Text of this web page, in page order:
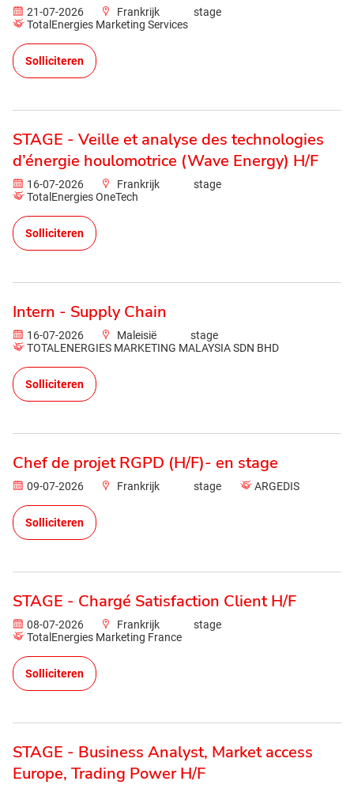
21-07-2026 Frankrijk
stage
TotalEnergies Marketing Services
Solliciteren
STAGE - Veille et analyse des technologies
d’énergie houlomotrice (Wave Energy) H/F
16-07-2026 Frankrijk
stage
TotalEnergies OneTech
Solliciteren
Intern - Supply Chain
16-07-2026 Maleisië
stage
TOTALENERGIES MARKETING MALAYSIA SDN BHD
Solliciteren
Chef de projet RGPD (H/F)- en stage
09-07-2026 Frankrijk stage ARGEDIS
Solliciteren
STAGE - Chargé Satisfaction Client H/F
08-07-2026 Frankrijk
stage
TotalEnergies Marketing France
Solliciteren
STAGE - Business Analyst, Market access
Europe, Trading Power H/F